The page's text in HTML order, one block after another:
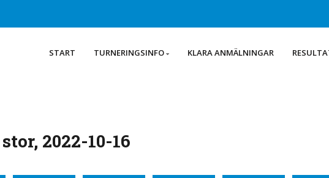
START TURNERINGSINFO KLARA ANMÄLNINGAR
2022-10-16